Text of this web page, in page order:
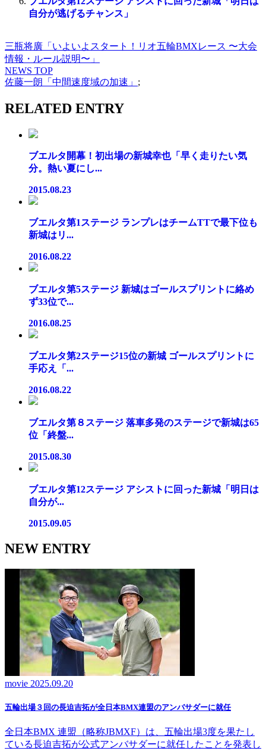
自分が逃げるチャンス」
三瓶将廣「いよいよスタート！リオ五輪BMXレース 〜大会
情報・ルール説明〜」
NEWS TOP
佐藤一朗「中間速度域の加速」 ;
RELATED ENTRY
ブエルタ開幕！初出場の新城幸也「早く走りたい気
分。熱い夏にし...
2015.08.23
ブエルタ第1ステージ ランプレはチームTTで最下位も
新城はリ...
2016.08.22
ブエルタ第5ステージ 新城はゴールスプリントに絡め
ず33位で...
2016.08.25
ブエルタ第2ステージ15位の新城 ゴールスプリントに
手応え「...
2016.08.22
ブエルタ第８ステージ 落車多発のステージで新城は65
位「終盤...
2015.08.30
ブエルタ第12ステージ アシストに回った新城「明日は
自分が...
2015.09.05
NEW ENTRY
movie 2025.09.20
五輪出場３回の長迫吉拓が全日本BMX連盟のアンバサダーに就任
全日本BMX 連盟（略称JBMXF）は、五輪出場3度を果たし
ている長迫吉拓が公式アンバサダーに就任したことを発表し